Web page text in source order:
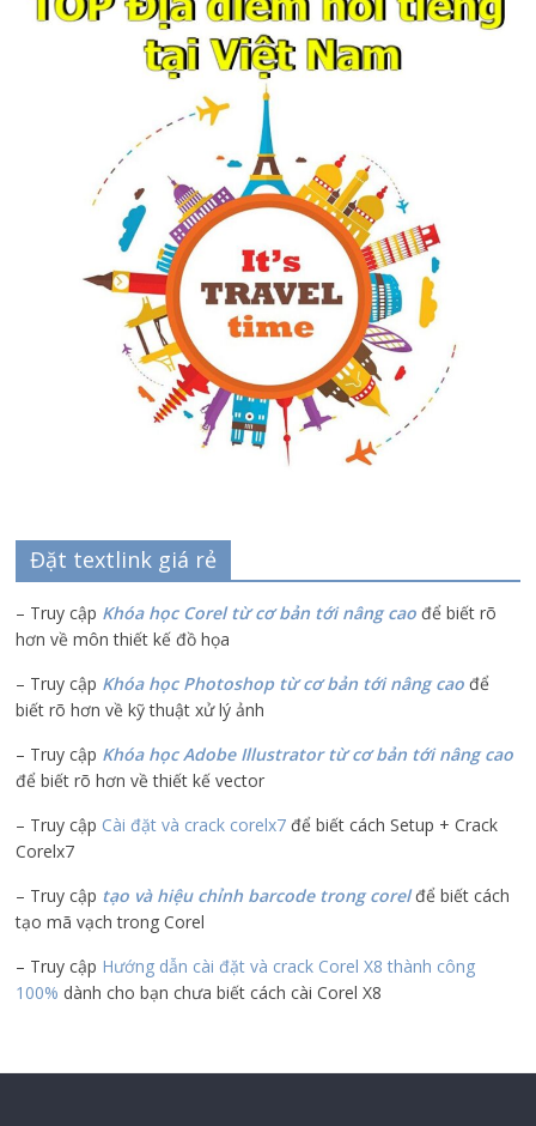
Đặt textlink giá rẻ
– Truy cập Khóa học Corel từ cơ bản tới nâng cao để biết rõ
hơn về môn thiết kế đồ họa
– Truy cập Khóa học Photoshop từ cơ bản tới nâng cao để
biết rõ hơn về kỹ thuật xử lý ảnh
– Truy cập Khóa học Adobe Illustratortừ cơ bản tới nâng cao
để biết rõ hơn về thiết kế vector
– Truy cập Cài đặt và crack corelx7 để biết cách Setup + Crack
Corelx7
– Truy cập tạo và hiệu chỉnh barcode trong corelđể biết cách
tạo mã vạch trong Corel
– Truy cập Hướng dẫn cài đặt và crack Corel X8 thành công
100% dành cho bạn chưa biết cách cài Corel X8